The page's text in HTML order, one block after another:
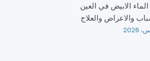
الماء الابيض في العين
والاعراض والعلاج